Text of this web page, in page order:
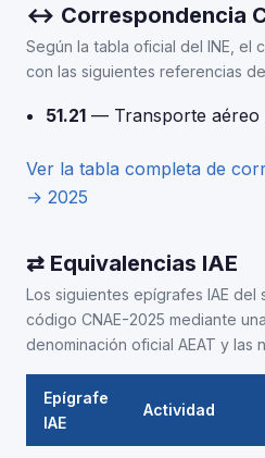
↔ Correspondencia
Según la tabla oficial del INE, el
con las siguientes referencias
51.21— Transporte aéreo
Ver la tabla completa de
→ 2025
⇄ Equivalencias IAE
Los siguientes epígrafes IAE del
código CNAE-2025 mediante
denominación oficial AEAT y las
Epígrafe
IAE
Actividad